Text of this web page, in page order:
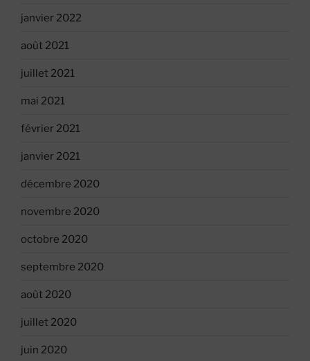
janvier 2022
août 2021
juillet 2021
mai 2021
février 2021
janvier 2021
décembre 2020
novembre 2020
octobre 2020
septembre 2020
août 2020
juillet 2020
juin 2020